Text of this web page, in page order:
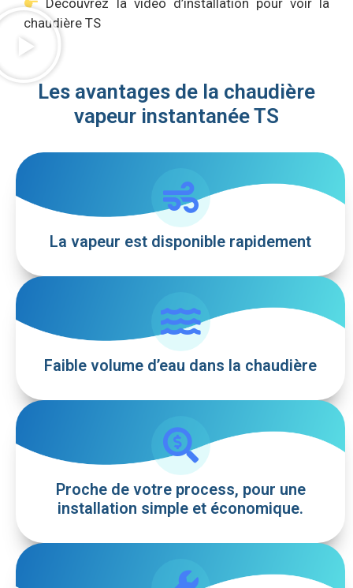
Découvrez la vidéo d’installation pour voir la
chaudière TS
Les avantages de la chaudière
vapeur instantanée TS
La vapeur est disponible rapidement
Faible volume d’eau dans la chaudière
Proche de votre process, pour une
installation simple et économique.